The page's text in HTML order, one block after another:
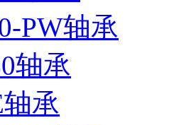
PW轴承
轴承
承